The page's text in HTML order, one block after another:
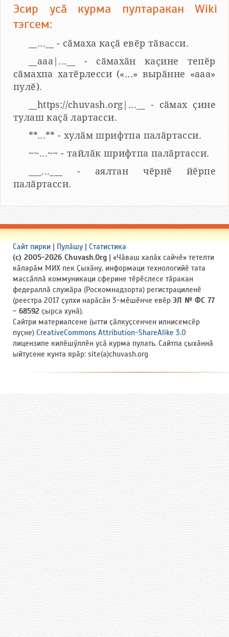
Эсир усӑ курма пултаракан Wiki
тэгсем:
__...__ - сӑмаха каҫӑ евӗр тӑвасси.
__aaa|...__ - сӑмахӑн каҫине тепӗр
сӑмахпа хатӗрлесси («...» вырӑнне «ааа»
пулӗ).
__https://chuvash.org|...__ - сӑмах ҫине
тулаш каҫӑ лартасси.
**...** - хулӑм шрифтпа палӑртасси.
~~...~~ - тайлӑк шрифтпа палӑртасси.
___...___ - аялтан чӗрнӗ йӗрпе
палӑртасси.
Сайт пирки | Пулӑшу | Статистика
(c) 2005-2026 Chuvash.Org | «Чӑваш халӑх сайчӗ» тетелти
кӑларӑм МИХ пек Ҫыхӑну, информаци технологийӗ тата
массӑллӑ коммуникаци сферине тӗрӗслесе тӑракан
федераллӑ служӑра (Роскомнадзорта) регистрациленӗ
(реестра 2017 ҫулхи нарӑсӑн 3-мӗшӗнче евӗр ЭЛ № ФС 77
- 68592 ҫырса хунӑ).
Сайтри материалсене (ытти ҫӑлкуҫсенчен илнисемсӗр
пуҫне) CreativeCommons Attribution-ShareAlike 3.0
лицензипе килӗшӳллӗн усӑ курма пулать. Сайтпа ҫыхӑннӑ
ыйтусене кунта ярӑр: site(a)chuvash.org